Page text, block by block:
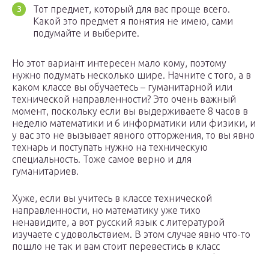
Тот предмет, который для вас проще всего.
Какой это предмет я понятия не имею, сами
подумайте и выберите.
Но этот вариант интересен мало кому, поэтому
нужно подумать несколько шире. Начните с того, а в
каком классе вы обучаетесь – гуманитарной или
технической направленности? Это очень важный
момент, поскольку если вы выдерживаете 8 часов в
неделю математики и 6 информатики или физики, и
у вас это не вызывает явного отторжения, то вы явно
технарь и поступать нужно на техническую
специальность. Тоже самое верно и для
гуманитариев.
Хуже, если вы учитесь в классе технической
направленности, но математику уже тихо
ненавидите, а вот русский язык с литературой
изучаете с удовольствием. В этом случае явно что-то
пошло не так и вам стоит перевестись в класс